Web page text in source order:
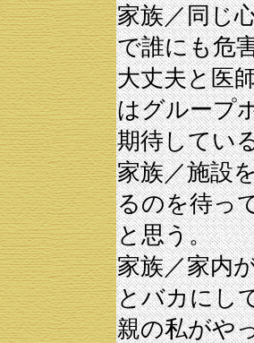
家族／同じ
で誰にも危
大丈夫と医
はグループ
期待してい
家族／施設
るのを待っ
と思う。
家族／家内
とバカにし
親の私がや